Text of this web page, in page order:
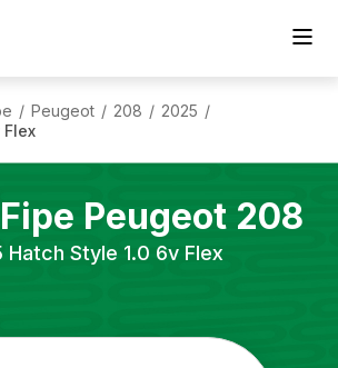
/ Peugeot / 208 / 2025 /
Flex
Peugeot 208
Hatch Style 1.0 6v Flex